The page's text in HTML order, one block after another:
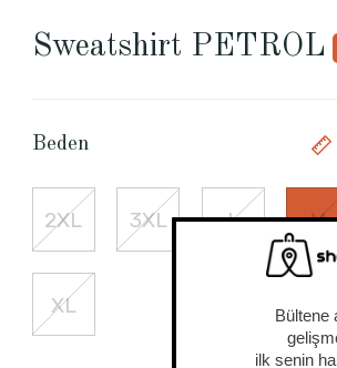
Sweatshirt PETROL
Beden
2XL 3XL L M
XL